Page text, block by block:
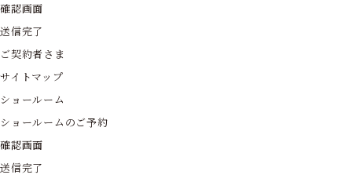
確認画面
送信完了
ご契約者さま
サイトマップ
ショールーム
ショールームのご予約
確認画面
送信完了